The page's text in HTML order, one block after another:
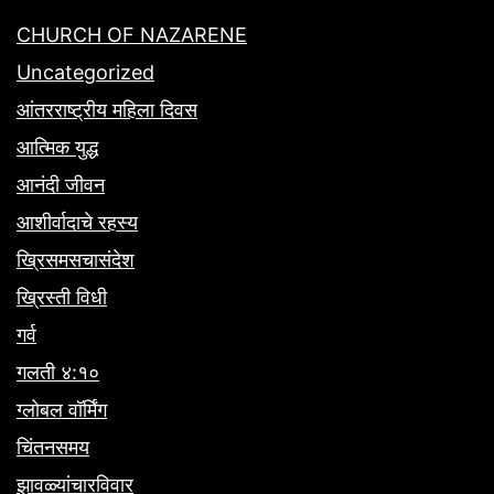
CHURCH OF NAZARENE
Uncategorized
आंतरराष्ट्रीय महिला दिवस
आत्मिक युद्ध
आनंदी जीवन
आशीर्वादाचे रहस्य
ख्रिसमसचासंदेश
ख्रिस्ती विधी
गर्व
गलती ४:१०
ग्लोबल वॉर्मिंग
चिंतनसमय
झावळ्यांचारविवार